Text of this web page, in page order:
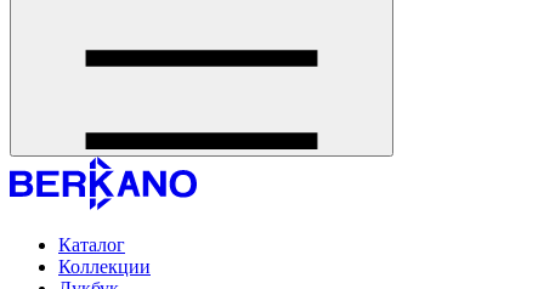
Каталог
Коллекции